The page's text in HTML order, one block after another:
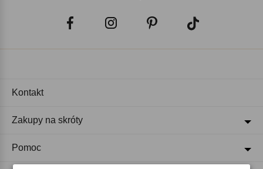
Kontakt
Zakupy na skróty
Pomoc